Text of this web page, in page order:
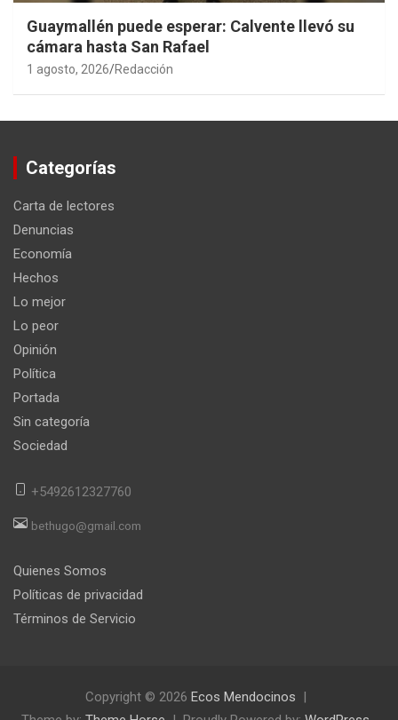
Guaymallén puede esperar: Calvente llevó su
cámara hasta San Rafael
1 agosto, 2026 Redacción
Categorías
Carta de lectores
Denuncias
Economía
Hechos
Lo mejor
Lo peor
Opinión
Política
Portada
Sin categoría
Sociedad
+5492612327760
bethugo@gmail.com
Quienes Somos
Políticas de privacidad
Términos de Servicio
Copyright © 2026 Ecos Mendocinos